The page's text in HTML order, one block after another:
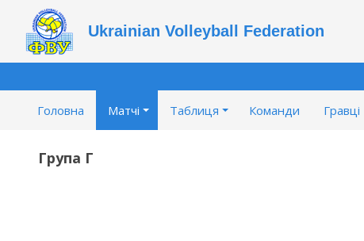
Ukrainian Volleyball Federation
Головна Матчі Таблиця Команди Гравці
Група Г